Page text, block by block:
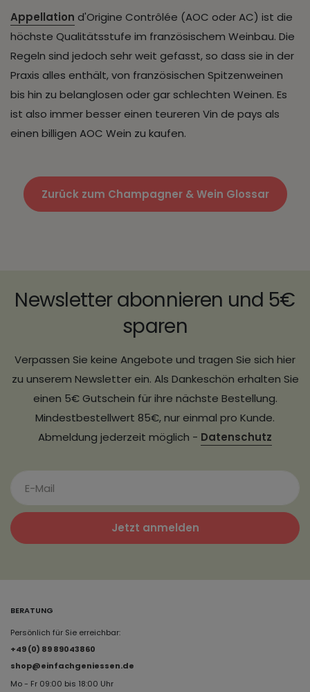
Appellation d'Origine Contrôlée (AOC oder AC) ist die
höchste Qualitätsstufe im französischem Weinbau. Die
Regeln sind jedoch sehr weit gefasst, so dass sie in der
Praxis alles enthält, von französischen Spitzenweinen
bis hin zu belanglosen oder gar schlechten Weinen. Es
ist also immer besser einen teureren Vin de pays als
einen billigen AOC Wein zu kaufen.
Zurück zum Champagner & Wein Glossar
Newsletter abonnieren und 5€
sparen
Verpassen Sie keine Angebote und tragen Sie sich hier
zu unserem Newsletter ein. Als Dankeschön erhalten Sie
einen 5€ Gutschein für ihre nächste Bestellung.
Mindestbestellwert 85€, nur einmal pro Kunde.
Abmeldung jederzeit möglich - Datenschutz
Jetzt anmelden
BERATUNG
Persönlich für Sie erreichbar:
+49 (0) 89 89043860
shop@einfachgeniessen.de
Mo - Fr 09:00 bis 18:00 Uhr